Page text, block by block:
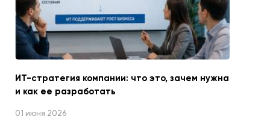
ИТ-стратегия компании: что это, зачем нужна
и как ее разработать
01 июня 2026